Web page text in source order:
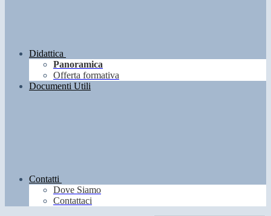
Didattica
Panoramica
Offerta formativa
Documenti Utili
Contatti
Dove Siamo
Contattaci